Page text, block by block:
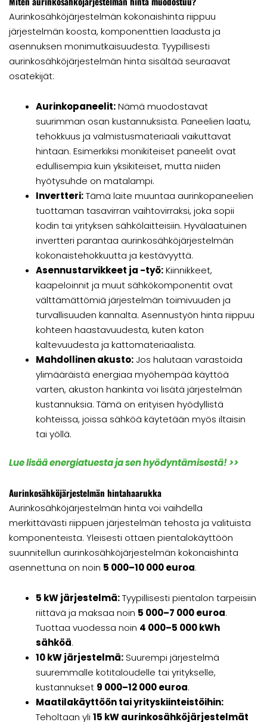
Aurinkosähköjärjestelmän kokonaishinta riippuu
järjestelmän koosta, komponenttien laadusta ja
asennuksen monimutkaisuudesta. Tyypillisesti
aurinkosähköjärjestelmän hinta sisältää seuraavat
osatekijät:
Aurinkopaneelit:Nämä muodostavat
suurimman osan kustannuksista. Paneelien laatu,
tehokkuus ja valmistusmateriaali vaikuttavat
hintaan. Esimerkiksi monikiteiset paneelit ovat
edullisempia kuin yksikiteiset, mutta niiden
hyötysuhde on matalampi.
Invertteri:Tämä laite muuntaa aurinkopaneelien
tuottaman tasavirran vaihtovirraksi, joka sopii
kodin tai yrityksen sähkölaitteisiin. Hyvälaatuinen
invertteri parantaa aurinkosähköjärjestelmän
kokonaistehokkuutta ja kestävyyttä.
Asennustarvikkeet ja -työ:Kiinnikkeet,
kaapeloinnit ja muut sähkökomponentit ovat
välttämättömiä järjestelmän toimivuuden ja
turvallisuuden kannalta. Asennustyön hinta riippuu
kohteen haastavuudesta, kuten katon
kaltevuudesta ja kattomateriaalista.
Mahdollinen akusto: Jos halutaan varastoida
ylimääräistä energiaa myöhempää käyttöä
varten, akuston hankinta voi lisätä järjestelmän
kustannuksia. Tämä on erityisen hyödyllistä
kohteissa, joissa sähköä käytetään myös iltaisin
tai yöllä.
Lue lisää energiatuesta ja sen hyödyntämisestä! >>
Aurinkosähköjärjestelmän hintahaarukka
Aurinkosähköjärjestelmän hinta voi vaihdella
merkittävästi riippuen järjestelmän tehosta ja valituista
komponenteista. Yleisesti ottaen pientalokäyttöön
suunnitellun aurinkosähköjärjestelmän kokonaishinta
asennettuna on noin 5 000–10 000 euroa.
5 kW järjestelmä:Tyypillisesti pientalon tarpeisiin
riittävä ja maksaa noin 5 000–7 000 euroa.
Tuottaa vuodessa noin 4 000–5 000 kWh
sähköä.
10 kW järjestelmä:Suurempi järjestelmä
suuremmalle kotitaloudelle tai yritykselle,
kustannukset 9 000–12 000 euroa.
Maatilakäyttöön tai yrityskiinteistöihin:
Teholtaan yli 15 kW aurinkosähköjärjestelmät